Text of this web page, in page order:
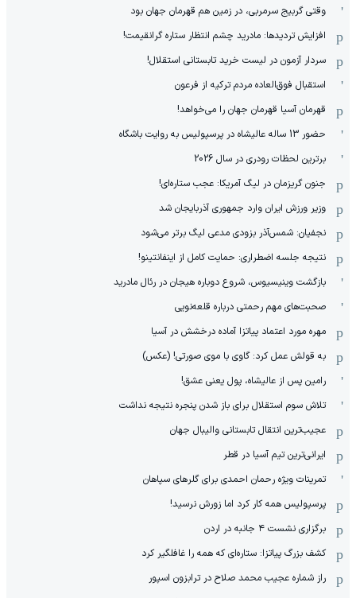
وقتی گربیج سرمربی، در زمین هم قهرمان جهان بود
افزایش تردیدها: مادرید چشم انتظار ستاره گرانقیمت!
سردار آزمون در لیست خرید تابستانی استقلال!
استقبال فوق‌‌العاده مردم ترکیه از فرعون
قهرمان آسیا قهرمان جهان را می‌خواهد!
حضور 13 ساله عالیشاه در پرسپولیس به روایت باشگاه
برترین لحظات رودری در سال 2026
جنون گریزمان در لیگ آمریکا: عجب ستاره‌ای!
وزیر ورزش ایران وارد جمهوری آذربایجان شد
نجفیان: شمس‌آذر بزودی مدعی لیگ برتر می‌شود
نتیجه جلسه اضطراری: حمایت کامل از اینفانتینو!
بازگشت وینیسیوس، شروع دوباره هیجان در رئال مادرید
صحبت‌های مهم رحمتی درباره قلعه‌نویی
مهره مورد اعتماد پیاتزا آماده درخشش در آسیا
به قولش عمل کرد: گاوی با موی صورتی! (عکس)
رامین پس از عالیشاه، پول یعنی عشق!
تلاش سوم استقلال برای باز شدن پنجره نتیجه نداشت
عجیب‌ترین انتقال تابستانی والیبال جهان
ایرانی‌ترین تیم آسیا در قطر
تمرینات ویژه رحمان احمدی برای گلرهای سپاهان
پرسپولیس همه کار کرد اما زورش نرسید!
برگزاری نشست ۴ جانبه در اردن
کشف بزرگ پیاتزا: ستاره‌ای که همه را غافلگیر کرد
راز شماره عجیب محمد صلاح در ترابزون اسپور